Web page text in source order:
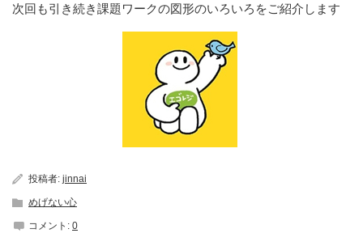
次回も引き続き課題ワークの図形のいろいろをご紹介します
投稿者: jinnai
めげない心
コメント: 0